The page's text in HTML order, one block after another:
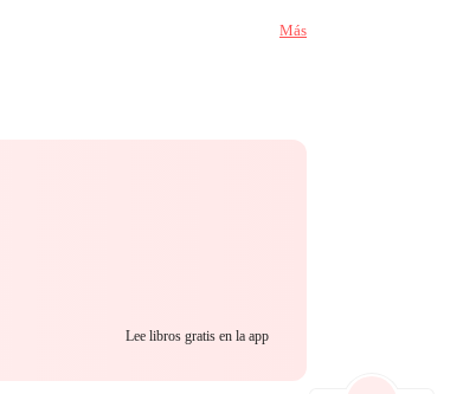
Más
Lee libros gratis en la app